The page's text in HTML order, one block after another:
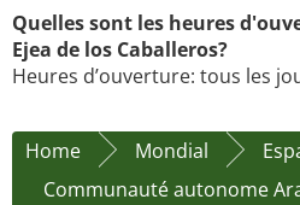
Quelles sont les heures
Ejea de los Caballeros?
Heures d’ouverture: tous les
Home Mondial
Communauté autonome